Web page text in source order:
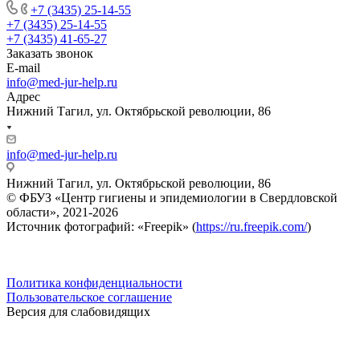
+7 (3435) 25-14-55
+7 (3435) 25-14-55
+7 (3435) 41-65-27
Заказать звонок
E-mail
info@med-jur-help.ru
Адрес
Нижний Тагил, ул. Октябрьской революции, 86
info@med-jur-help.ru
Нижний Тагил, ул. Октябрьской революции, 86
© ФБУЗ «Центр гигиены и эпидемиологии в Свердловской
области», 2021-2026
Источник фотографий: «Freepik» (https://ru.freepik.com/)
Политика конфиденциальности
Пользовательское соглашение
Версия для слабовидящих